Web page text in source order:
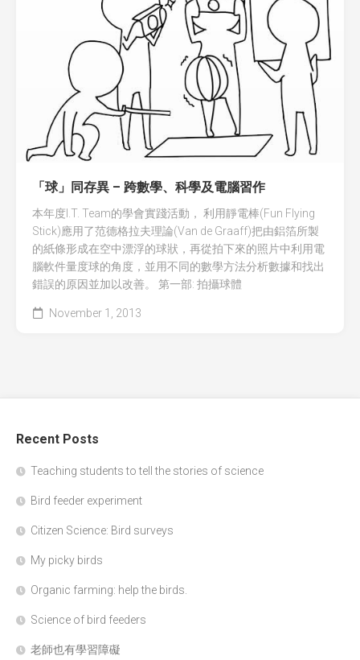
「球」同存異 – 跨數學、科學及電腦習作
本年度I.T. Team的學會實踐活動， 利用靜電棒(Fun Flying
Stick)應用了范德格拉夫理論(Van de Graaff)把由鋁箔所製
的紙條形成在空中漂浮的球狀，再從拍下來的照片中利用電
腦軟件量度球的角度，並用不同的數學方法分析數據和找出
錯誤的原因並加以改善。 第一部: 拍攝球體
November 1, 2013
Recent Posts
Teaching students to tell the stories of science
Bird feeder experiment
Citizen Science: Bird surveys
My picky birds
Organic farming: help the birds.
Science of bird feeders
老師也有學習障礙